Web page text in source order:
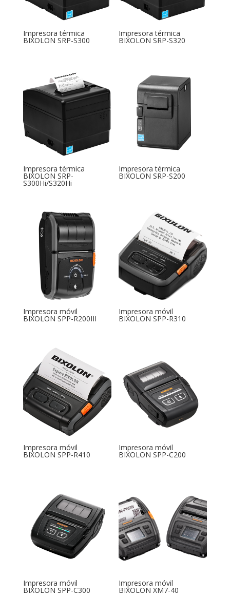
Impresora térmica
BIXOLON SRP-S300
Impresora térmica
BIXOLON SRP-S320
Impresora térmica
BIXOLON SRP-
S300Hi/S320Hi
Impresora térmica
BIXOLON SRP-S200
Impresora móvil
BIXOLON SPP-R200III
Impresora móvil
BIXOLON SPP-R310
Impresora móvil
BIXOLON SPP-R410
Impresora móvil
BIXOLON SPP-C200
Impresora móvil
BIXOLON SPP-C300
Impresora móvil
BIXOLON XM7-40